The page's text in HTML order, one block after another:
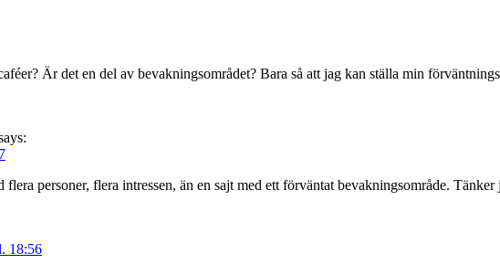
Är det en del av bevakningsområdet? Bara så att jag kan ställa min
flera personer, flera intressen, än en sajt med ett förväntat bevakningsområde.
18:56